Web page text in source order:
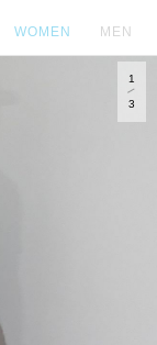
WOMEN MEN
1
3